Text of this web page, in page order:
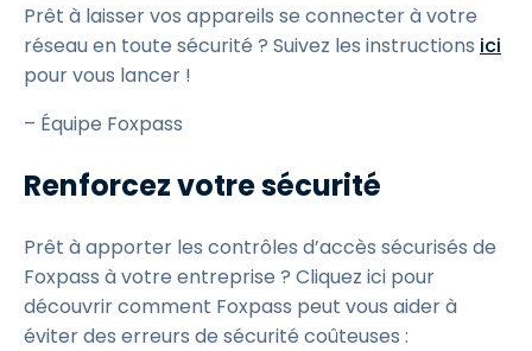
Prêt à laisser vos appareils se connecter à votre
réseau en toute sécurité ? Suivez les instructions ici
pour vous lancer !
– Équipe Foxpass
Renforcez votre sécurité
Prêt à apporter les contrôles d’accès sécurisés de
Foxpass à votre entreprise ? Cliquez ici pour
découvrir comment Foxpass peut vous aider à
éviter des erreurs de sécurité coûteuses :